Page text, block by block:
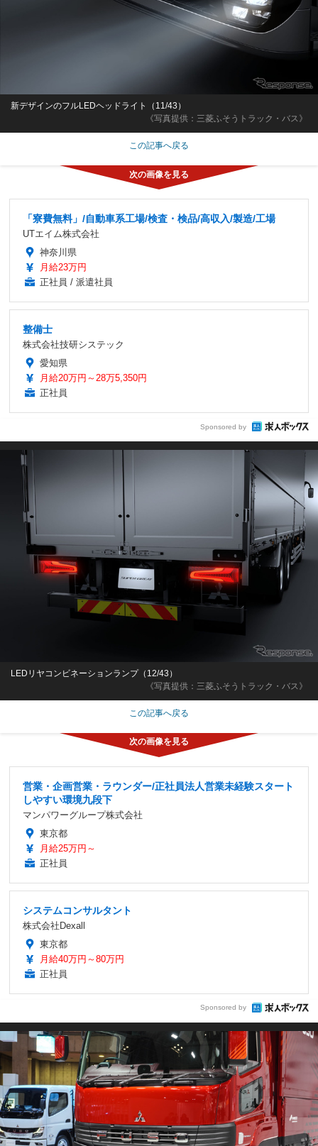
《写真提供：三菱ふそうトラック・バス》
新デザインのフルLEDヘッドライト（11/43）
この記事へ戻る
「寮費無料」/自動車系工場/検査・検品/高収入/製造/工場
UTエイム株式会社
神奈川県
月給23万円
正社員 / 派遣社員
整備士
株式会社技研システック
愛知県
月給20万円～28万5,350円
正社員
Sponsored by
《写真提供：三菱ふそうトラック・バス》
LEDリヤコンビネーションランプ（12/43）
この記事へ戻る
営業・企画営業・ラウンダー/正社員法人営業未経験スタート
しやすい環境九段下
マンパワーグループ株式会社
東京都
月給25万円～
正社員
システムコンサルタント
株式会社Dexall
東京都
月給40万円～80万円
正社員
Sponsored by